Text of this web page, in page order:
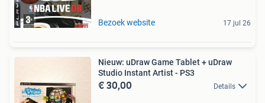
Bezoek website 17 jul 26
Nieuw: uDraw Game Tablet + uDraw
Studio Instant Artist - PS3
€ 30,00 Details